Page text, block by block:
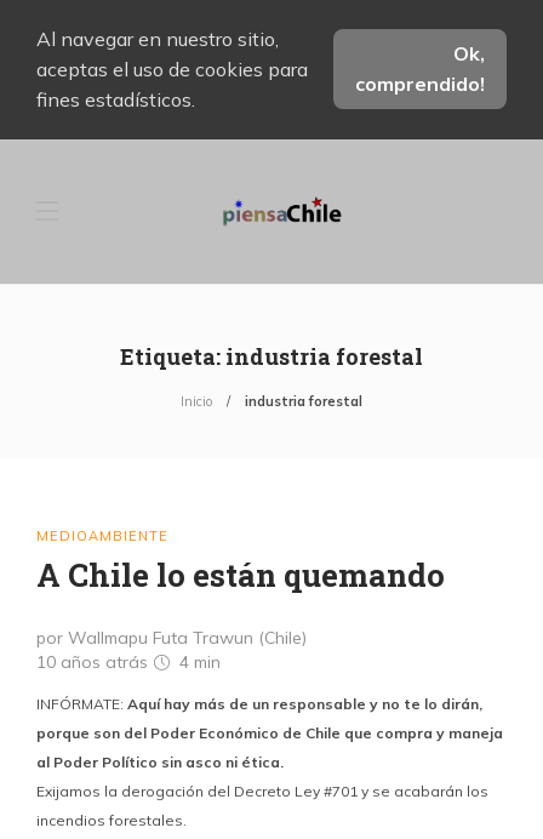
Al navegar en nuestro sitio,
aceptas el uso de cookies para
fines estadísticos.
Ok,
comprendido!
Etiqueta: industria forestal
Inicio industria forestal
MEDIOAMBIENTE
A Chile lo están quemando
por Wallmapu Futa Trawun (Chile)
10 años atrás
4 min
INFÓRMATE: Aquí hay más de un responsable y no te lo dirán,
porque son del Poder Económico de Chile que compra y maneja
al Poder Político sin asco ni ética.
Exijamos la derogación del Decreto Ley #701 y se acabarán los
incendios forestales.